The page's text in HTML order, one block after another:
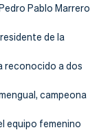
Pablo Marrero
de la
reconocido a dos
campeona
equipo femenino